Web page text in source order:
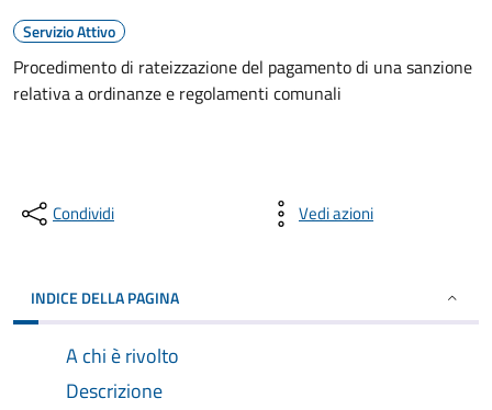
Servizio Attivo
Procedimento di rateizzazione del pagamento di una sanzione
relativa a ordinanze e regolamenti comunali
Condividi Vedi azioni
INDICE DELLA PAGINA
A chi è rivolto
Descrizione